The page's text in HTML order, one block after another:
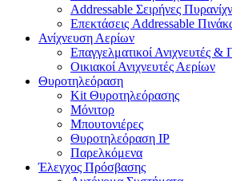
Addressable Σειρήνες
Επεκτάσεις Addressable
Ανίχνευση Αερίων
Επαγγελματικοί Ανιχνευτές &
Οικιακοί Ανιχνευτές Αερίων
Θυροτηλεόραση
Kit Θυροτηλεόρασης
Μόνιτορ
Μπουτονιέρες
Θυροτηλεόραση ΙΡ
Παρελκόμενα
Έλεγχος Πρόσβασης